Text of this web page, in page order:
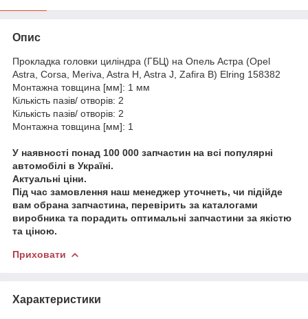
Опис
Прокладка головки циліндра (ГБЦ) на Опель Астра (Opel
Astra, Corsa, Meriva, Astra H, Astra J, Zafira B) Elring 158382
Монтажна товщина [мм]: 1 мм
Кількість пазів/ отворів: 2
Кількість пазів/ отворів: 2
Монтажна товщина [мм]: 1
У наявності понад 100 000 запчастин на всі популярні
автомобілі в Україні.
Актуальні ціни.
Під час замовлення наш менеджер уточнеть, чи підійде
вам обрана запчастина, перевірить за каталогами
виробника та порадить оптимальні запчастини за якістю
та ціною.
Приховати
Характеристики